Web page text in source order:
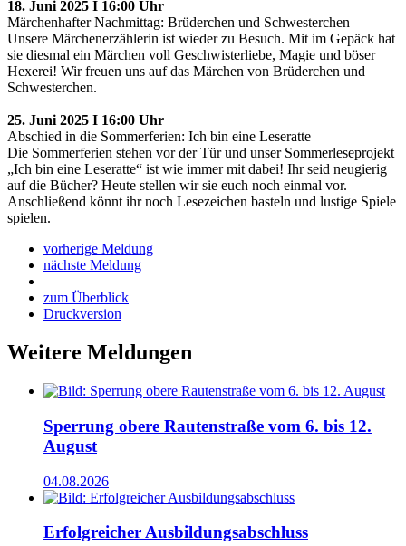
18. Juni 2025 I 16:00 Uhr
Märchenhafter Nachmittag: Brüderchen und Schwesterchen
Unsere Märchenerzählerin ist wieder zu Besuch. Mit im Gepäck hat
sie diesmal ein Märchen voll Geschwisterliebe, Magie und böser
Hexerei! Wir freuen uns auf das Märchen von Brüderchen und
Schwesterchen.
25. Juni 2025 I 16:00 Uhr
Abschied in die Sommerferien: Ich bin eine Leseratte
Die Sommerferien stehen vor der Tür und unser Sommerleseprojekt
„Ich bin eine Leseratte“ ist wie immer mit dabei! Ihr seid neugierig
auf die Bücher? Heute stellen wir sie euch noch einmal vor.
Anschließend könnt ihr noch Lesezeichen basteln und lustige Spiele
spielen.
vorherige Meldung
nächste Meldung
zum Überblick
Druckversion
Weitere Meldungen
Sperrung obere Rautenstraße vom 6. bis 12.
August
04.08.2026
Erfolgreicher Ausbildungsabschluss